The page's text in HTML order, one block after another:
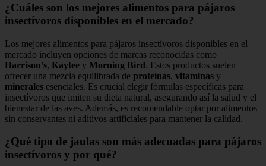
¿Cuáles son los mejores alimentos para pájaros
insectívoros disponibles en el mercado?
Los mejores alimentos para pájaros insectívoros disponibles en el
mercado incluyen opciones de marcas reconocidas como
Harrison’s, Kaytee y Morning Bird. Estos productos suelen
ofrecer una mezcla equilibrada de proteínas, vitaminas y
minerales esenciales. Es crucial elegir fórmulas específicas para
insectívoros que imiten su dieta natural, asegurando así la salud y el
bienestar de las aves. Además, es recomendable optar por alimentos
sin conservantes ni aditivos artificiales para mantener la calidad.
¿Qué tipo de jaulas son más adecuadas para pájaros
insectívoros y por qué?